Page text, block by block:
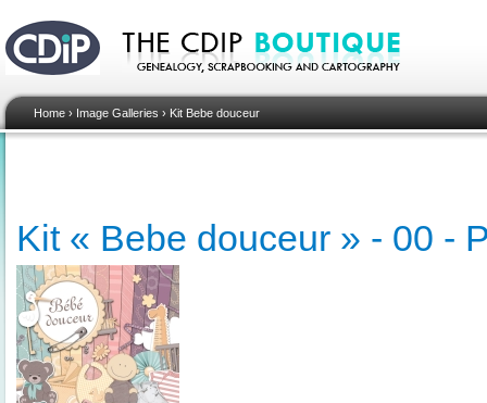
Home › Image Galleries › Kit Bebe douceur
Kit « Bebe douceur » - 00 -